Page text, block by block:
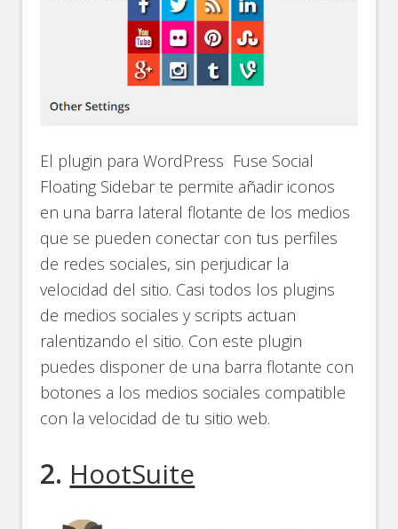
El plugin para WordPress Fuse Social
Floating Sidebar te permite añadir iconos
en una barra lateral flotante de los medios
que se pueden conectar con tus perfiles
de redes sociales, sin perjudicar la
velocidad del sitio. Casi todos los plugins
de medios sociales y scripts actuan
ralentizando el sitio. Con este plugin
puedes disponer de una barra flotante con
botones a los medios sociales compatible
con la velocidad de tu sitio web.
2. HootSuite